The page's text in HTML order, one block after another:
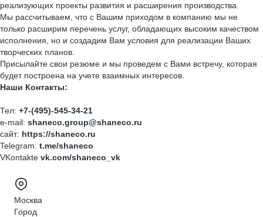
реализующих проекты развития и расширения производства.
Мы рассчитываем, что с Вашим приходом в компанию мы не
только расширим перечень услуг, обладающих высоким качеством
исполнения, но и создадим Вам условия для реализации Ваших
творческих планов.
Присылайте свои резюме и мы проведем с Вами встречу, которая
будет построена на учете взаимных интересов.
Наши Контакты:
Тел: +7-(495)-545-34-21
e-mail: shaneco.group@shaneco.ru
сайт: https://shaneco.ru
Telegram: t.me/shaneco
VKontakte vk.com/shaneco_vk
Москва
Город